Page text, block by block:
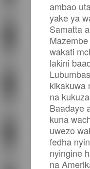
ambao
yake ya
Samatta
wakati
lakini
kikakuwa
na
Baadaye
kuna
uwezo
fedha
nyingine
na